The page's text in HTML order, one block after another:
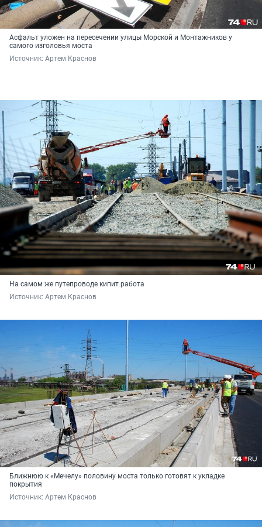
Асфальт уложен на пересечении улицы Морской и Монтажников у
самого изголовья моста
Источник: Артем Краснов
На самом же путепроводе кипит работа
Источник: Артем Краснов
Ближнюю к «Мечелу» половину моста только готовят к укладке
покрытия
Источник: Артем Краснов